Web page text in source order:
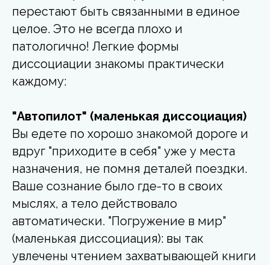
перестают быть связанными в единое
целое. Это не всегда плохо и
патологично! Легкие формы
диссоциации знакомы практически
каждому:
"Автопилот" (маленькая диссоциация)
Вы едете по хорошо знакомой дороге и
вдруг "приходите в себя" уже у места
назначения, не помня деталей поездки.
Ваше сознание было где-то в своих
мыслях, а тело действовало
автоматически. "Погружение в мир"
(маленькая диссоциация): вы так
увлечены чтением захватывающей книги